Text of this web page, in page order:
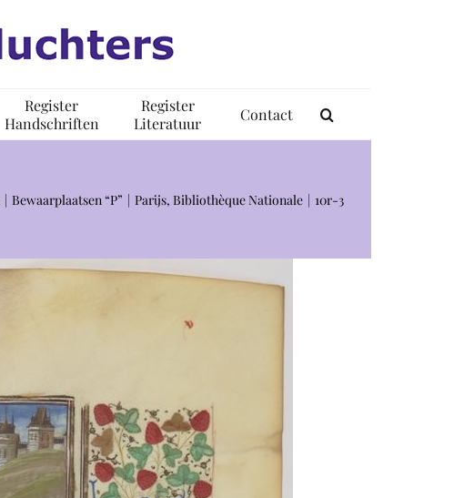
Register
Handschriften
Register
Literatuur
Contact
Bewaarplaatsen “P” Parijs, Bibliothèque Nationale 10r-3